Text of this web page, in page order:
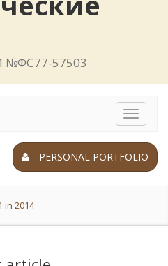
№ФС77-57503
Toggle
PERSONAL PORTFOLIO
in 2014